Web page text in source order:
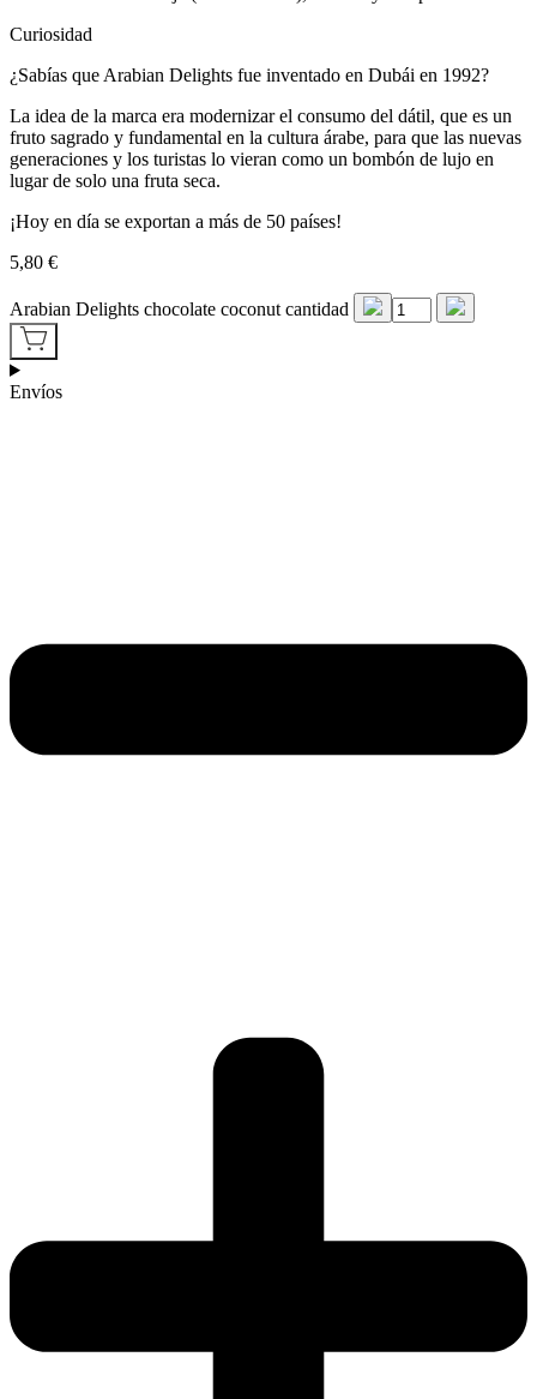
Curiosidad
¿Sabías que Arabian Delights fue inventado en Dubái en 1992?
La idea de la marca era modernizar el consumo del dátil, que es un
fruto sagrado y fundamental en la cultura árabe, para que las nuevas
generaciones y los turistas lo vieran como un bombón de lujo en
lugar de solo una fruta seca.
¡Hoy en día se exportan a más de 50 países!
5,80 €
Arabian Delights chocolate coconut cantidad
Envíos